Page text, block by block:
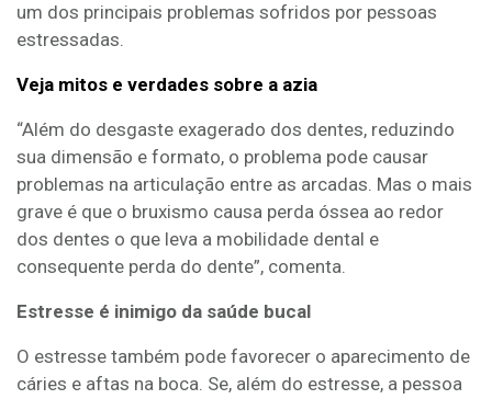
um dos principais problemas sofridos por pessoas
estressadas.
Veja mitos e verdades sobre a azia
“Além do desgaste exagerado dos dentes, reduzindo
sua dimensão e formato, o problema pode causar
problemas na articulação entre as arcadas. Mas o mais
grave é que o bruxismo causa perda óssea ao redor
dos dentes o que leva a mobilidade dental e
consequente perda do dente”, comenta.
Estresse é inimigo da saúde bucal
O estresse também pode favorecer o aparecimento de
cáries e aftas na boca. Se, além do estresse, a pessoa